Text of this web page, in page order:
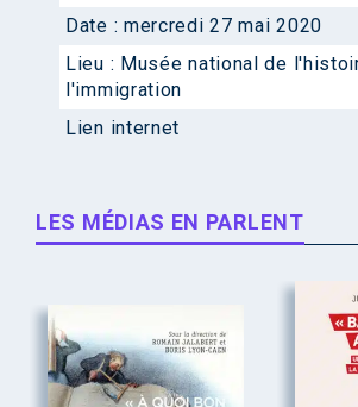
Date : mercredi 27 mai 2020
Lieu : Musée national de
l'immigration
Lien internet
LES MÉDIAS EN PARLENT